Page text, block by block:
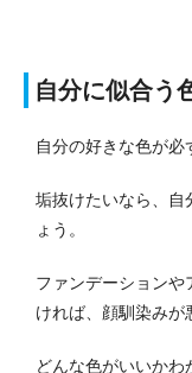
自分に似合う
自分の好きな色が必
垢抜けたいなら、自
ょう。
ファンデーションや
ければ、顔馴染みが
どんな色がいいかわ